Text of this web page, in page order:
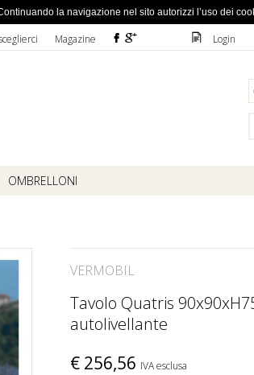
Magazine F ì D Login
OMBRELLONI
VERMOBIL
Tavolo Quatris
autolivellante
€ 256,56 IVA esclusa
la navigazione nel sito autorizzi l’uso dei